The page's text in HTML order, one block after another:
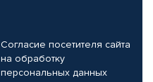
Согласие посетителя сайта
на обработку
персональных данных